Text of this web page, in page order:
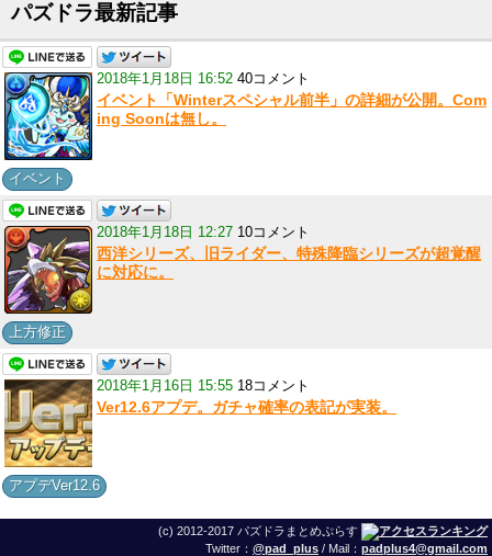
パズドラ最新記事
2018年1月18日 16:52 40コメント
イベント「Winterスペシャル前半」の詳細が公開。Com
ing Soonは無し。
イベント
2018年1月18日 12:27 10コメント
西洋シリーズ、旧ライダー、特殊降臨シリーズが超覚醒
に対応に。
上方修正
2018年1月16日 15:55 18コメント
Ver12.6アプデ。ガチャ確率の表記が実装。
アプデVer12.6
(c) 2012-2017 パズドラまとめぷらす
Twitter： @pad_plus / Mail： padplus4@gmail.com